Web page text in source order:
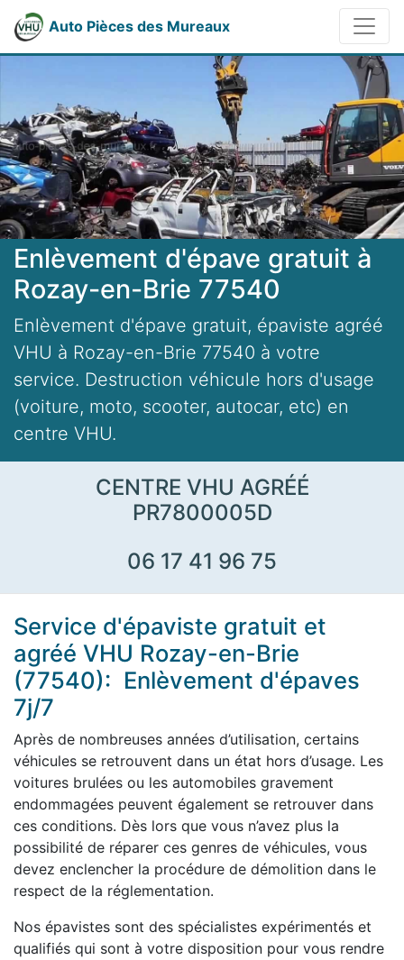
Auto Pièces des Mureaux
Enlèvement d'épave gratuit à
Rozay-en-Brie 77540
Enlèvement d'épave gratuit, épaviste agréé
VHU à Rozay-en-Brie 77540 à votre
service. Destruction véhicule hors d'usage
(voiture, moto, scooter, autocar, etc) en
centre VHU.
CENTRE VHU AGRÉÉ
PR7800005D
06 17 41 96 75
Service d'épaviste gratuit et
agréé VHU Rozay-en-Brie
(77540): Enlèvement d'épaves
7j/7
Après de nombreuses années d’utilisation, certains
véhicules se retrouvent dans un état hors d’usage. Les
voitures brulées ou les automobiles gravement
endommagées peuvent également se retrouver dans
ces conditions. Dès lors que vous n’avez plus la
possibilité de réparer ces genres de véhicules, vous
devez enclencher la procédure de démolition dans le
respect de la réglementation.
Nos épavistes sont des spécialistes expérimentés et
qualifiés qui sont à votre disposition pour vous rendre